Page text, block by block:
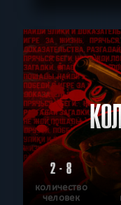
2 - 8
количество
человек